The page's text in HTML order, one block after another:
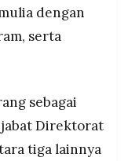
dengan
serta
sebagai
Direktorat
tiga lainnya